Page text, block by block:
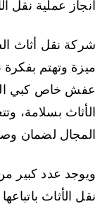
انجاز عملية نقل
شركة نقل أثاث
ميزة وتهتم
عفش خاص كبي
الأثاث بسلامة،
المجال لضمان
ويوجد عدد كبير
نقل الأثاث